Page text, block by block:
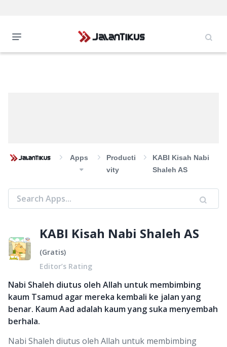
Apps
Producti
Vity
KABI Kisah Nabi
Shaleh AS
KABI Kisah Nabi Shaleh AS
(Gratis)
Editor’s Rating
Nabi Shaleh diutus oleh Allah untuk membimbing
kaum Tsamud agar mereka kembali ke jalan yang
benar. Kaum Aad adalah kaum yang suka menyembah
berhala.
Nabi Shaleh diutus oleh Allah untuk membimbing